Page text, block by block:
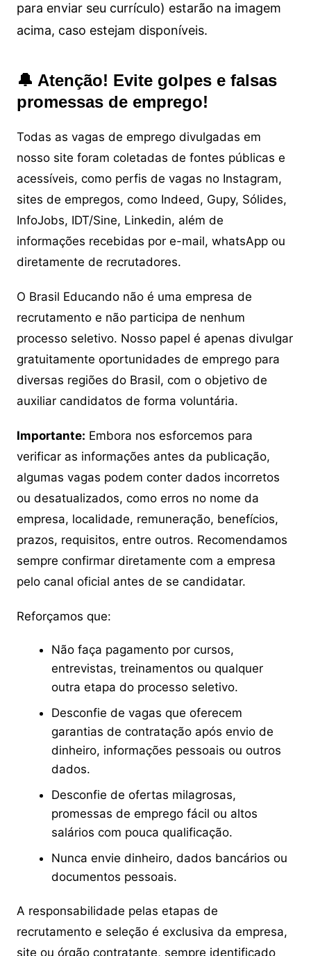
para enviar seu currículo) estarão na imagem
acima, caso estejam disponíveis.
🔔 Atenção! Evite golpes e falsas
promessas de emprego!
Todas as vagas de emprego divulgadas em
nosso site foram coletadas de fontes públicas e
acessíveis, como perfis de vagas no Instagram,
sites de empregos, como Indeed, Gupy, Sólides,
InfoJobs, IDT/Sine, Linkedin, além de
informações recebidas por e-mail, whatsApp ou
diretamente de recrutadores.
O Brasil Educando não é uma empresa de
recrutamento e não participa de nenhum
processo seletivo. Nosso papel é apenas divulgar
gratuitamente oportunidades de emprego para
diversas regiões do Brasil, com o objetivo de
auxiliar candidatos de forma voluntária.
Importante: Embora nos esforcemos para
verificar as informações antes da publicação,
algumas vagas podem conter dados incorretos
ou desatualizados, como erros no nome da
empresa, localidade, remuneração, benefícios,
prazos, requisitos, entre outros. Recomendamos
sempre confirmar diretamente com a empresa
pelo canal oficial antes de se candidatar.
Reforçamos que:
Não faça pagamento por cursos,
entrevistas, treinamentos ou qualquer
outra etapa do processo seletivo.
Desconfie de vagas que oferecem
garantias de contratação após envio de
dinheiro, informações pessoais ou outros
dados.
Desconfie de ofertas milagrosas,
promessas de emprego fácil ou altos
salários com pouca qualificação.
Nunca envie dinheiro, dados bancários ou
documentos pessoais.
A responsabilidade pelas etapas de
recrutamento e seleção é exclusiva da empresa,
site ou órgão contratante, sempre identificado